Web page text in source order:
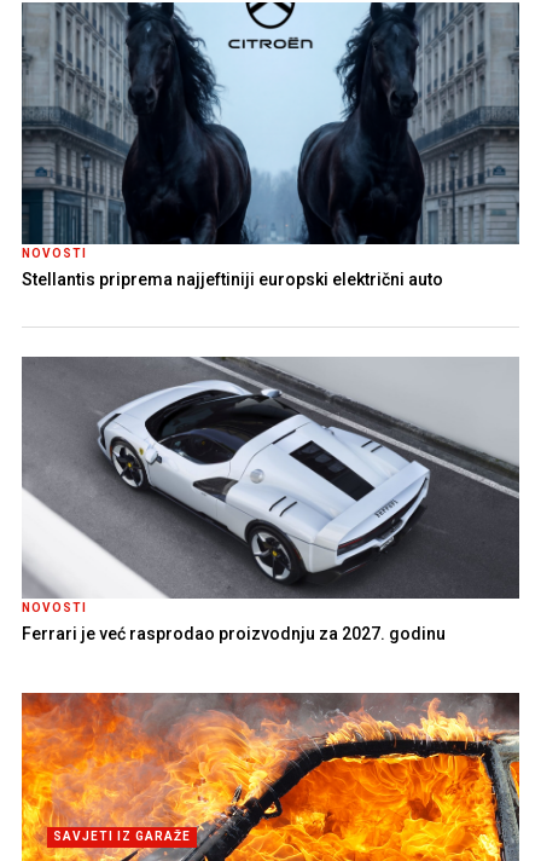
NOVOSTI
Stellantis priprema najjeftiniji europski električni auto
NOVOSTI
Ferrari je već rasprodao proizvodnju za 2027. godinu
SAVJETI IZ GARAŽE